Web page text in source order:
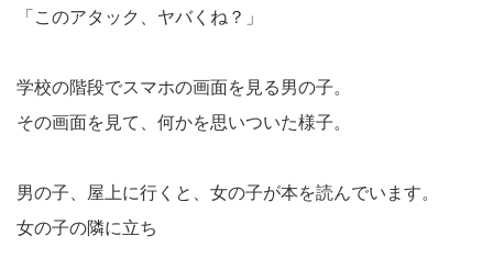
「このアタック、ヤバくね？」
学校の階段でスマホの画面を見る男の子。
その画面を見て、何かを思いついた様子。
男の子、屋上に行くと、女の子が本を読んでいます。
女の子の隣に立ち